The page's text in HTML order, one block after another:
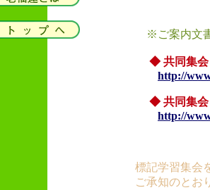
※ご案内文書
◆ 共同集会
http://
◆ 共同集会
http://
標記学習集会
ご承知のとお